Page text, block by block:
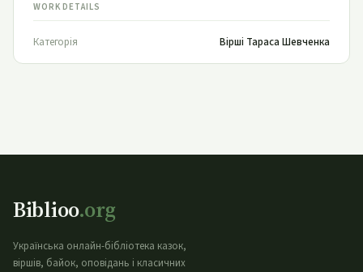
WORK DETAILS
Категорія Вірші Тараса Шевченка
Biblioo.org
Українська онлайн-бібліотека казок,
віршів, байок, оповідань і класичних